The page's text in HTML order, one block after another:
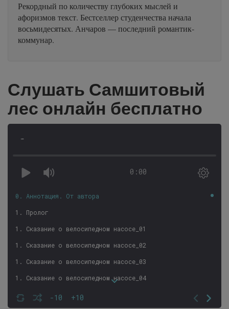
Рекордный по количеству глубоких мыслей и
афоризмов текст. Бестселлер студенчества начала
восьмидесятых. Анчаров — последний романтик-
коммунар.
Слушать Самшитовый
лес онлайн бесплатно
-
0:00
-10 +10
0. Аннотация. От автора
1. Пролог
1. Сказание о велосипедном насосе_01
1. Сказание о велосипедном насосе_02
1. Сказание о велосипедном насосе_03
1. Сказание о велосипедном насосе_04
1. Сказание о велосипедном насосе_05